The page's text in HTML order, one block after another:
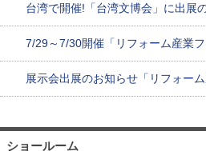
台湾で開催!「台湾文博会」に出展
7/29～7/30開催「リフォーム産業
展示会出展のお知らせ「リフォーム
ショールーム